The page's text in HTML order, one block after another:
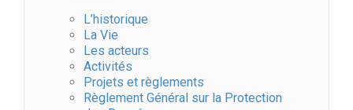
L’historique
La Vie
Les acteurs
Activités
Projets et règlements
Règlement Général sur la Protection